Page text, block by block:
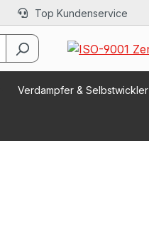
Top Kundenservice
Verdampfer & Selbstwickler